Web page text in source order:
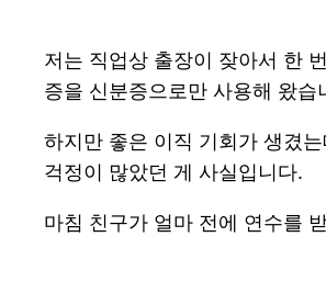
저는 직업상 출장이 잦아서 한
증을 신분증으로만 사용해 왔습
하지만 좋은 이직 기회가 생겼
걱정이 많았던 게 사실입니다.
마침 친구가 얼마 전에 연수를